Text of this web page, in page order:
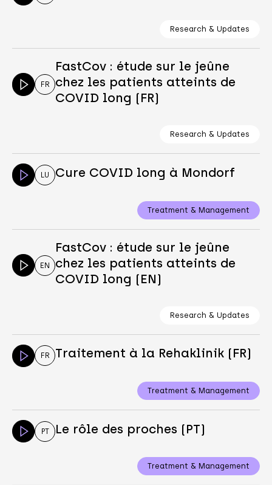
Research & Updates
FR
FastCov : étude sur le jeûne
chez les patients atteints de
COVID long (FR)
Research & Updates
LU Cure COVID long à Mondorf
Treatment & Management
EN
FastCov : étude sur le jeûne
chez les patients atteints de
COVID long (EN)
Research & Updates
FR Traitement à la Rehaklinik (FR)
Treatment & Management
PT Le rôle des proches (PT)
Treatment & Management